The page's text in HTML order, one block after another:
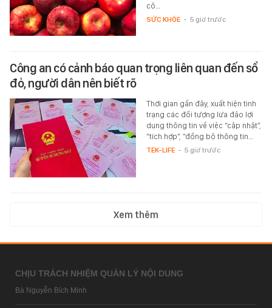
cô…
SỨC KHỎE - 5 giờ trước
Công an có cảnh báo quan trọng liên quan đến sổ
đỏ, người dân nên biết rõ
Thời gian gần đây, xuất hiện tình
trạng các đối tượng lừa đảo lợi
dụng thông tin về việc “cập nhật”,
“tích hợp”, “đồng bộ thông tin…
TEK-LIFE - 5 giờ trước
Xem thêm
CHỊU TRÁCH NHIỆM QUẢN LÝ NỘI DUNG
Bà Nguyễn Bích Minh